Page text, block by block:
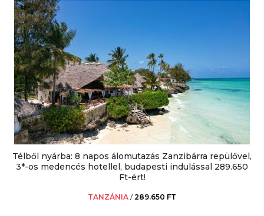
Télből nyárba: 8 napos álomutazás Zanzibárra repülővel,
3*-os medencés hotellel, budapesti indulással 289.650
Ft-ért!
TANZÁNIA /289.650 FT